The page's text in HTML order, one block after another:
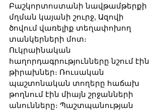
Բաշկորտոստանի նավթամթերքի
մղման կայանի շուրջ, Ազովի
ծովում վառելիք տեղափոխող
տանկերների մոտ։
Ուկրաինական
հաղորդագրությունները նշում էին
թիրախներ։ Ռուսական
պաշտոնական տողերը հաճախ
թողնում էին միայն շրջանների
անունները։ Պաշտպանության